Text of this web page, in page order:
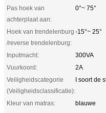
Pas hoek van
achterplaat aan:
0°~ 75°
Hoek van trendelenburg
/reverse trendelenburg:
-15°~ 25°
Inputmacht:
300VA
Vuurkoord:
2A
Veiligheidscategorie
(Veiligheidsclassificatie):
I soort de
Kleur van matras:
blauwe